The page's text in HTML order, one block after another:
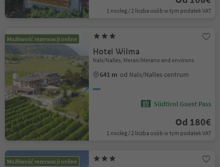
1 nocleg / 2 liczba osób w tym podatek VAT
Możliwość rezerwacji online
Hotel Wilma
Nals/Nalles, Meran/Merano and environs
641 m od Nals/Nalles centrum
Südtirol Guest Pass
Od 180€
1 nocleg / 2 liczba osób w tym podatek VAT
Możliwość rezerwacji online